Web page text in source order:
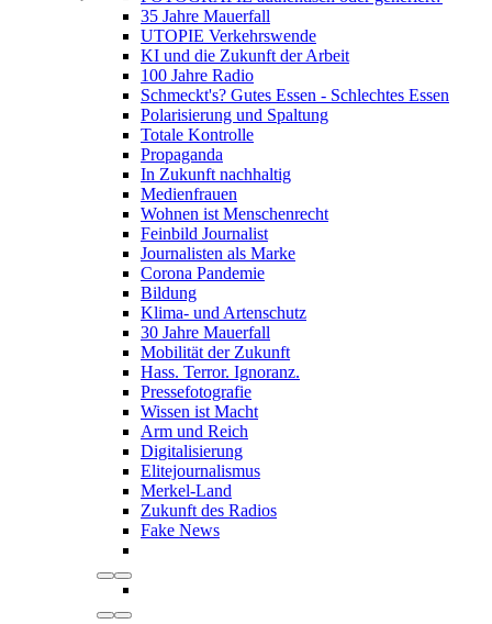
35 Jahre Mauerfall
UTOPIE Verkehrswende
KI und die Zukunft der Arbeit
100 Jahre Radio
Schmeckt's? Gutes Essen - Schlechtes Essen
Polarisierung und Spaltung
Totale Kontrolle
Propaganda
In Zukunft nachhaltig
Medienfrauen
Wohnen ist Menschenrecht
Feinbild Journalist
Journalisten als Marke
Corona Pandemie
Bildung
Klima- und Artenschutz
30 Jahre Mauerfall
Mobilität der Zukunft
Hass. Terror. Ignoranz.
Pressefotografie
Wissen ist Macht
Arm und Reich
Digitalisierung
Elitejournalismus
Merkel-Land
Zukunft des Radios
Fake News